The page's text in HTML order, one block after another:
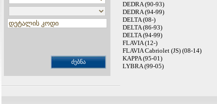
DEDRA (90-93)
DEDRA (94-99)
DELTA (08-)
DELTA (86-93)
DELTA (94-99)
FLAVIA (12-)
FLAVIA Cabriolet (JS) (08-14)
KAPPA (95-01)
LYBRA (99-05)